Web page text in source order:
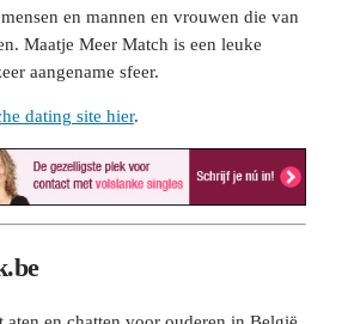
en mannen en vrouwen die van
Maatje Meer Match is een leuke
aangename sfeer.
dating site hier.